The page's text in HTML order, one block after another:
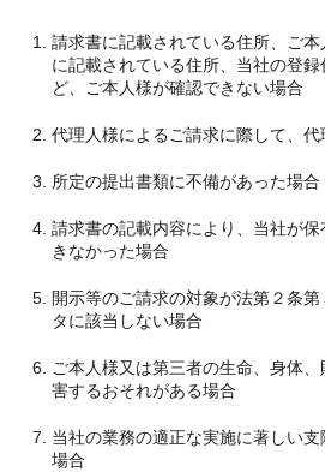
請求書に記載されている住所、ご
に記載されている住所、当社の登
ど、ご本人様が確認できない場合
代理人様によるご請求に際して、
所定の提出書類に不備があった場合
請求書の記載内容により、当社が
きなかった場合
開示等のご請求の対象が法第２条
タに該当しない場合
ご本人様又は第三者の生命、身体
害するおそれがある場合
当社の業務の適正な実施に著しい
場合